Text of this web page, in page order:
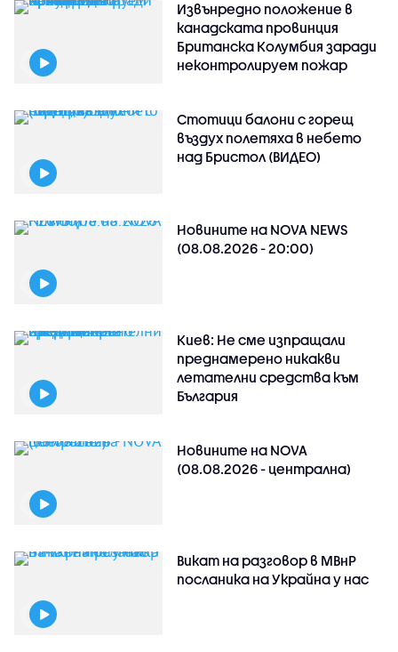
Извънредно положение в
канадската провинция
Британска Колумбия заради
неконтролируем пожар
Стотици балони с горещ
въздух полетяха в небето
над Бристол (ВИДЕО)
Новините на NOVA NEWS
(08.08.2026 - 20:00)
Киев: Не сме изпращали
преднамерено никакви
летателни средства към
България
Новините на NOVA
(08.08.2026 - централна)
Викат на разговор в МВнР
посланика на Украйна у нас